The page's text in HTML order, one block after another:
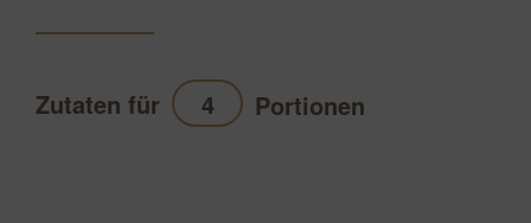
Zutaten für Portionen